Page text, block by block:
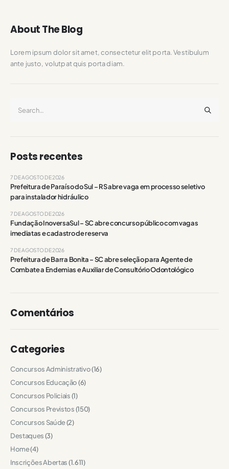
About The Blog
Lorem ipsum dolor sit amet, consectetur elit porta. Vestibulum
ante justo, volutpat quis porta diam.
Posts recentes
Prefeitura de Paraíso do Sul – RS abre vaga em processo seletivo
para instalador hidráulico
7 DE AGOSTO DE 2026
Fundação InoversaSul – SC abre concurso público com vagas
imediatas e cadastro de reserva
7 DE AGOSTO DE 2026
Prefeitura de Barra Bonita – SC abre seleção para Agente de
Combate a Endemias e Auxiliar de Consultório Odontológico
7 DE AGOSTO DE 2026
Comentários
Categories
Concursos Administrativo(16)
Concursos Educação(6)
Concursos Policiais(1)
Concursos Previstos(150)
Concursos Saúde(2)
Destaques(3)
Home(4)
Inscrições Abertas(1.611)